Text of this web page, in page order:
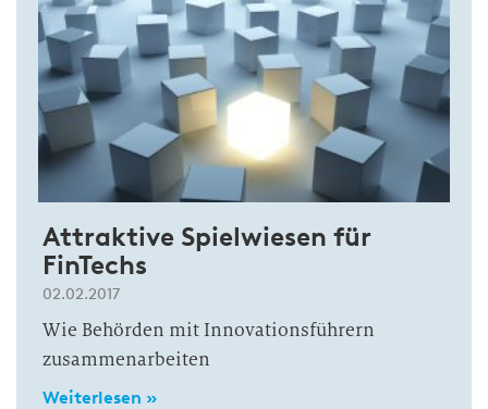
Attraktive Spielwiesen für
FinTechs
02.02.2017
Wie Behörden mit Innovationsführern
zusammenarbeiten
Weiterlesen »